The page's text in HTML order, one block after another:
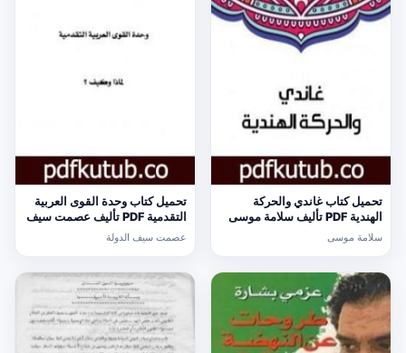
تحميل كتاب غاندي والحركة
الهندية PDF تأليف سلامة موسى
مجانا [كامل]
سلامة موسى
تحميل كتاب وحدة القوى العربية
التقدمية PDF تأليف عصمت سيف
الدولة مجانا [كامل]
عصمت سيف الدولة